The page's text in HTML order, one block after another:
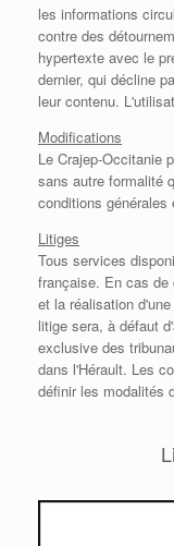
les informations
contre des
hypertexte avec le
dernier, qui décline
leur contenu.
Modifications
Le Crajep-Occitanie
sans autre formalité
conditions générales
Litiges
Tous services
française. En cas de
et la réalisation
litige sera, à défaut
exclusive des
dans l'Hérault. Les
définir les modalités